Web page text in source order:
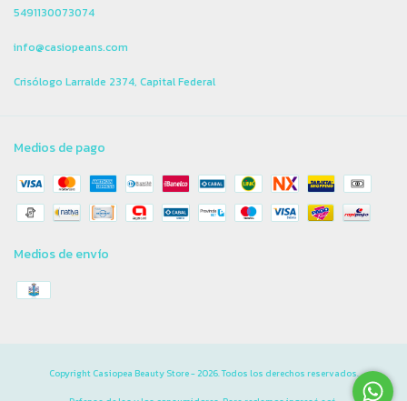
5491130073074
info@casiopeans.com
Crisólogo Larralde 2374, Capital Federal
Medios de pago
Medios de envío
Copyright Casiopea Beauty Store - 2026. Todos los derechos reservados.